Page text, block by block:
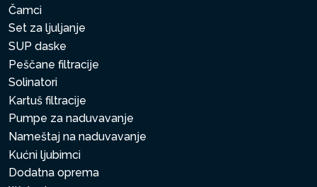
Čamci
Set za ljuljanje
SUP daske
Peščane filtracije
Solinatori
Kartuš filtracije
Pumpe za naduvavanje
Nameštaj na naduvavanje
Kućni ljubimci
Dodatna oprema